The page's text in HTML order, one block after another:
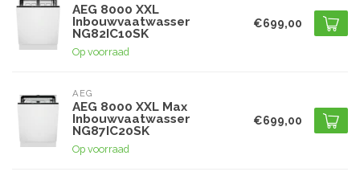
AEG 8000 XXL
Inbouwvaatwasser
NG82IC10SK
Op voorraad
€699,00
AEG
AEG 8000 XXL Max
Inbouwvaatwasser
NG87IC20SK
Op voorraad
€699,00